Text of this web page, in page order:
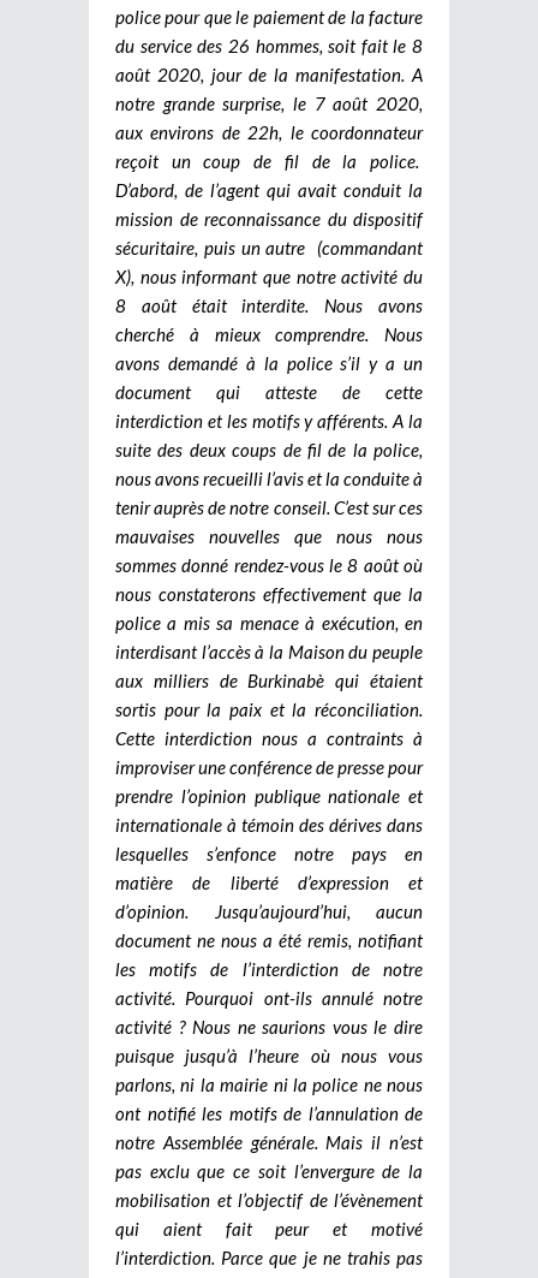
police pour que le paiement de la facture
du service des 26 hommes, soit fait le 8
août 2020, jour de la manifestation. A
notre grande surprise, le 7 août 2020,
aux environs de 22h, le coordonnateur
reçoit un coup de fil de la police.
D’abord, de l’agent qui avait conduit la
mission de reconnaissance du dispositif
sécuritaire, puis un autre (commandant
X), nous informant que notre activité du
8 août était interdite. Nous avons
cherché à mieux comprendre. Nous
avons demandé à la police s’il y a un
document qui atteste de cette
interdiction et les motifs y afférents. A la
suite des deux coups de fil de la police,
nous avons recueilli l’avis et la conduite à
tenir auprès de notre conseil. C’est sur ces
mauvaises nouvelles que nous nous
sommes donné rendez-vous le 8 août où
nous constaterons effectivement que la
police a mis sa menace à exécution, en
interdisant l’accès à la Maison du peuple
aux milliers de Burkinabè qui étaient
sortis pour la paix et la réconciliation.
Cette interdiction nous a contraints à
improviser une conférence de presse pour
prendre l’opinion publique nationale et
internationale à témoin des dérives dans
lesquelles s’enfonce notre pays en
matière de liberté d’expression et
d’opinion. Jusqu’aujourd’hui, aucun
document ne nous a été remis, notifiant
les motifs de l’interdiction de notre
activité. Pourquoi ont-ils annulé notre
activité ? Nous ne saurions vous le dire
puisque jusqu’à l’heure où nous vous
parlons, ni la mairie ni la police ne nous
ont notifié les motifs de l’annulation de
notre Assemblée générale. Mais il n’est
pas exclu que ce soit l’envergure de la
mobilisation et l’objectif de l’évènement
qui aient fait peur et motivé
l’interdiction. Parce que je ne trahis pas